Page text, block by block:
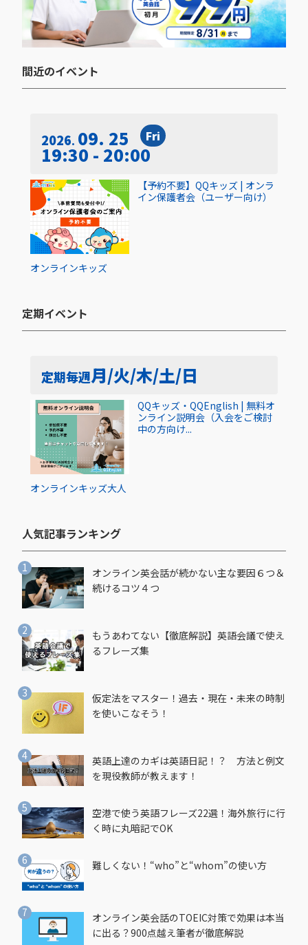
間近のイベント​
2026 09. 25 Fri
19:30 - 20:00
オンラインキッズ
【予約不要】QQキッズ | オンラ
イン保護者会（ユーザー向け）
定期イベント​
定期毎週月/火/木/土/日
オンラインキッズ大人
QQキッズ・QQEnglish | 無料オ
ンライン説明会（入会をご検討
中の方向け...
人気記事ランキング​
オンライン英会話が続かない主な要因６つ＆
続けるコツ４つ
もうあわてない【徹底解説】英語会議で使え
るフレーズ集
仮定法をマスター！過去・現在・未来の時制
を使いこなそう！
英語上達のカギは英語日記！？ 方法と例文
を現役教師が教えます！
空港で使う英語フレーズ22選！海外旅行に行
く時に丸暗記でOK
難しくない！“who”と“whom”の使い方
オンライン英会話のTOEIC対策で効果は本当
に出る？900点越え筆者が徹底解説